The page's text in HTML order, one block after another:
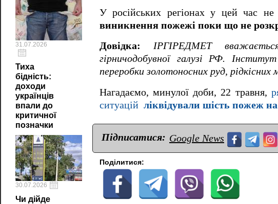
31.07.2026
Тиха
бідність:
доходи
українців
впали до
критичної
позначки
30.07.2026
Чи дійде
У російських регіонах у цей час не
виникнення пожежі поки що не
Довідка: ІРГІРЕДМЕТ
гірничодобувної галузі РФ.
переробки золотоносних руд, рідкісних
Нагадаємо, минулої доби, 22 травня,
ситуацій ліквідували шість пожеж на
Підписатися: Google News
Поділитися: